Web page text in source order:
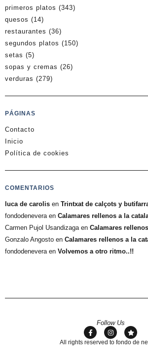
primeros platos (343)
quesos (14)
restaurantes (36)
segundos platos (150)
setas (5)
sopas y cremas (26)
verduras (279)
PÁGINAS
Contacto
Inicio
Política de cookies
COMENTARIOS
luca de carolis en Trintxat de calçots y
fondodeneveraen Calamares rellenos a la
Carmen Pujol Usandizagaen Calamares
Gonzalo Angosto en Calamares rellenos a la
fondodeneveraen Volvemos a otro ritmo..!!
Follow Us
All rights reserved to fondo de